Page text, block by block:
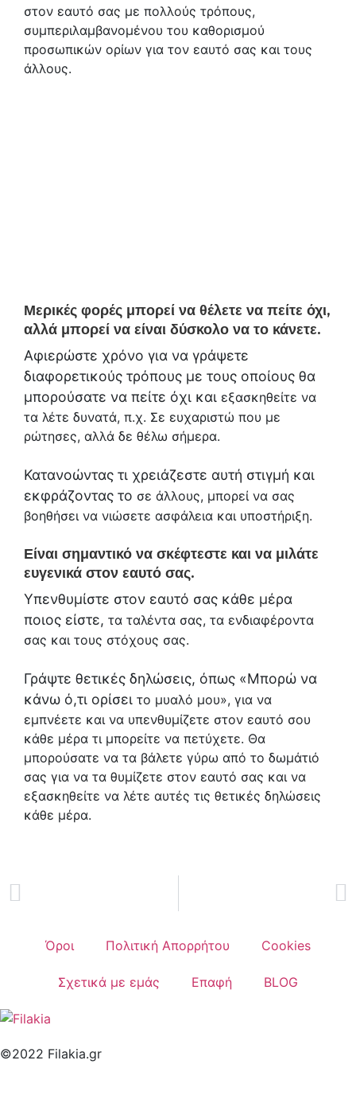
στον εαυτό σας με πολλούς τρόπους,
συμπεριλαμβανομένου του καθορισμού
προσωπικών ορίων για τον εαυτό σας και τους
άλλους.
Μερικές φορές μπορεί να θέλετε να πείτε όχι,
αλλά μπορεί να είναι δύσκολο να το κάνετε.
Αφιερώστε χρόνο για να γράψετε
διαφορετικούς τρόπους με τους οποίους θα
μπορούσατε να πείτε όχι και εξασκηθείτε να
τα λέτε δυνατά, π.χ. Σε ευχαριστώ που με
ρώτησες, αλλά δε θέλω σήμερα.
Κατανοώντας τι χρειάζεστε αυτή στιγμή και
εκφράζοντας το σε άλλους, μπορεί να σας
βοηθήσει να νιώσετε ασφάλεια και υποστήριξη.
Είναι σημαντικό να σκέφτεστε και να μιλάτε
ευγενικά στον εαυτό σας.
Υπενθυμίστε στον εαυτό σας κάθε μέρα
ποιος είστε, τα ταλέντα σας, τα ενδιαφέροντα
σας και τους στόχους σας.
Γράψτε θετικές δηλώσεις, όπως «Μπορώ να
κάνω ό,τι ορίσει το μυαλό μου», για να
εμπνέετε και να υπενθυμίζετε στον εαυτό σου
κάθε μέρα τι μπορείτε να πετύχετε. Θα
μπορούσατε να τα βάλετε γύρω από το δωμάτιό
σας για να τα θυμίζετε στον εαυτό σας και να
εξασκηθείτε να λέτε αυτές τις θετικές δηλώσεις
κάθε μέρα.
Όροι Πολιτική Απορρήτου Cookies
Σχετικά με εμάς Επαφή BLOG
©2022 Filakia.gr